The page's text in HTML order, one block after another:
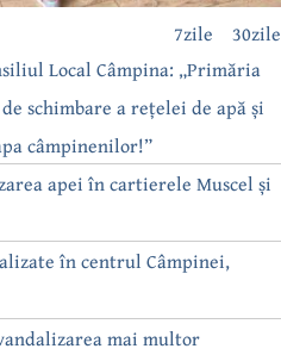
30zile
7zile
Local Câmpina: „Primăria
schimbare a rețelei de apă și
câmpinenilor!”
apei în cartierele Muscel și
în centrul Câmpinei,
mai multor